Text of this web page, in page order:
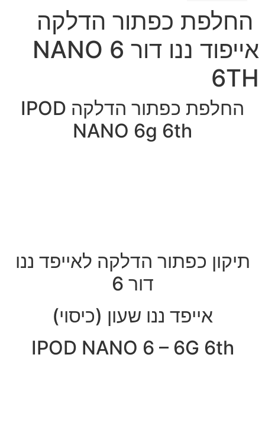
החלפת כפתור הדלקה
אייפוד ננו דור 6 NANO
6TH
החלפת כפתור הדלקה IPOD
NANO 6g 6th
תיקון כפתור הדלקה לאייפד ננו
דור 6
אייפד ננו שעון (כיסוי)
IPOD NANO 6 – 6G 6th